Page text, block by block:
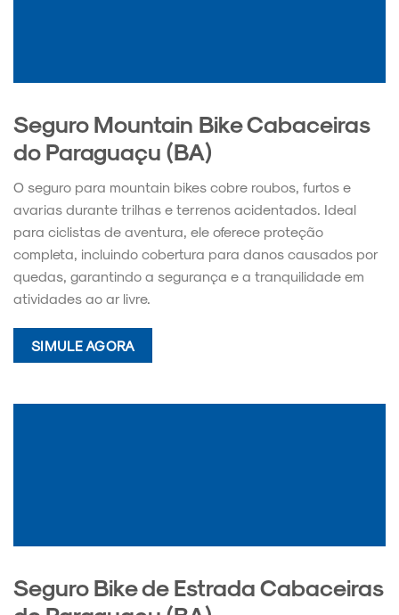
Seguro Mountain Bike Cabaceiras
do Paraguaçu (BA)
O seguro para mountain bikes cobre roubos, furtos e
avarias durante trilhas e terrenos acidentados. Ideal
para ciclistas de aventura, ele oferece proteção
completa, incluindo cobertura para danos causados por
quedas, garantindo a segurança e a tranquilidade em
atividades ao ar livre.
SIMULE AGORA
Seguro Bike de Estrada Cabaceiras